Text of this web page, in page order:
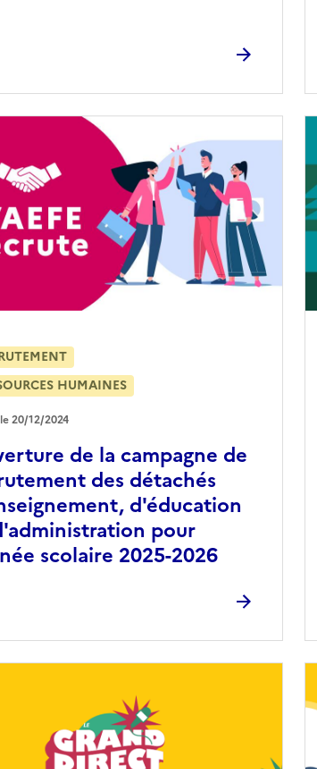
de la campagne de
des détachés
d'éducation
pour
scolaire 2025-2026
HUMAINES
20/12/2024